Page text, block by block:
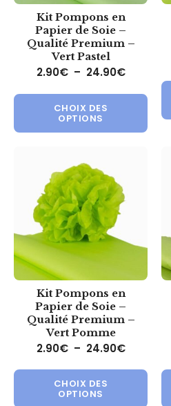
Kit Pompons en
Papier de Soie –
Qualité Premium –
Vert Pastel
2.90€ – 24.90€Plage
CHOIX DES
OPTIONS
Ce
Kit Pompons en
Papier de Soie –
Qualité Premium –
Vert Pomme
2.90€ – 24.90€Plage
CHOIX DES
OPTIONS
Ce